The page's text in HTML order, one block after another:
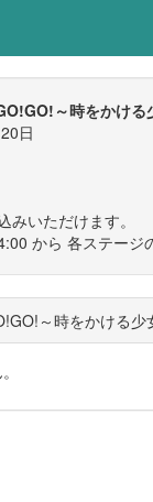
～時をかける
日
いただけます。
から 各ステージ
～時をかける